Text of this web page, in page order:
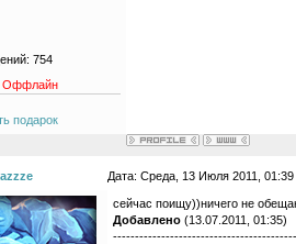
754
Оффлайн
подарок
Дата: Среда, 13 Июля 2011,
сейчас поищу))ничего не
Добавлено(13.07.2011, 01:35)